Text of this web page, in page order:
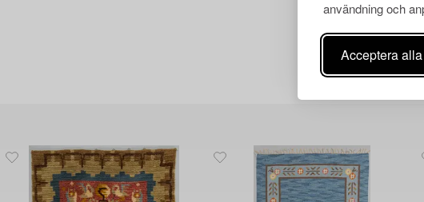
användning och
Acceptera alla